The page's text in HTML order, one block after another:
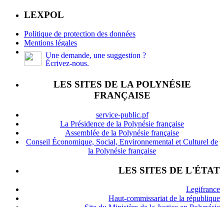
LEXPOL
Politique de protection des données
Mentions légales
Une demande, une suggestion ?
Écrivez-nous.
LES SITES DE LA POLYNÉSIE
FRANÇAISE
service-public.pf
La Présidence de la Polynésie française
Assemblée de la Polynésie française
Conseil Économique, Social, Environnemental et Culturel de
la Polynésie française
LES SITES DE L'ÉTAT
Legifrance
Haut-commissariat de la république